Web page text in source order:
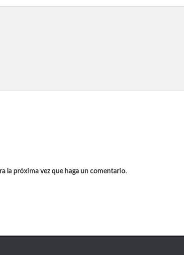
la próxima vez que haga un comentario.